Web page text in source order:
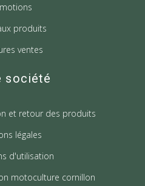
produits
ventes
société
et retour des produits
légales
d'utilisation
motoculture cornillon